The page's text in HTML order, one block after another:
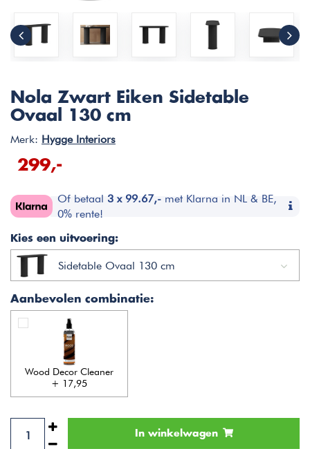
Nola Zwart Eiken Sidetable
Ovaal 130 cm
Merk: Hygge Interiors
299,-
Of betaal 3 x 99.67,-met Klarna in NL & BE,
0% rente!
Kies een uitvoering:
Sidetable Ovaal 130 cm
Aanbevolen combinatie:
Wood Decor Cleaner
+ 17,95
In winkelwagen